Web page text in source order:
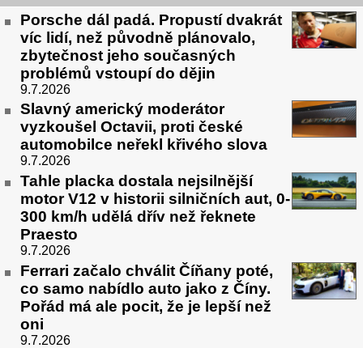
Porsche dál padá. Propustí dvakrát
víc lidí, než původně plánovalo,
zbytečnost jeho současných
problémů vstoupí do dějin
9.7.2026
Slavný americký moderátor
vyzkoušel Octavii, proti české
automobilce neřekl křivého slova
9.7.2026
Tahle placka dostala nejsilnější
motor V12 v historii silničních aut, 0-
300 km/h udělá dřív než řeknete
Praesto
9.7.2026
Ferrari začalo chválit Číňany poté,
co samo nabídlo auto jako z Číny.
Pořád má ale pocit, že je lepší než
oni
9.7.2026